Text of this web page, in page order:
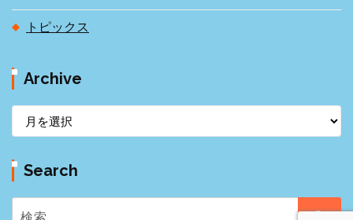
トピックス
Archive
r
c
h
i
Search